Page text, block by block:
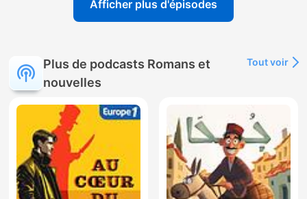
Afficher plus d'épisodes
Plus de podcasts Romans et
nouvelles
Tout voir